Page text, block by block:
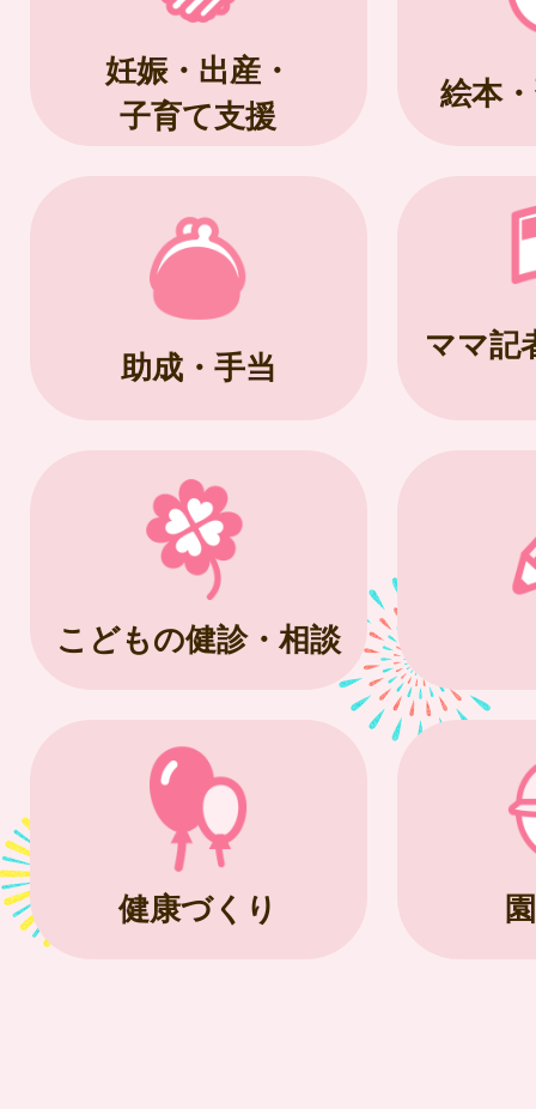
妊娠・出産・
子育て支援
絵本
助成・手当
ママ記
こどもの健診・相談
健康づくり